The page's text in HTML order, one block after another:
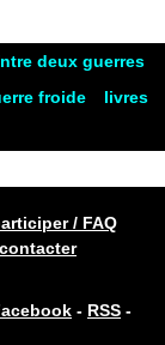
deux guerres
froide
livres
/ FAQ
- RSS -